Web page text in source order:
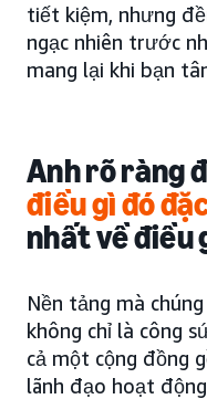
tiết kiệm, nhưng
ngạc nhiên trước
mang lại khi bạn
Anh rõ ràng
điều gì đó
nhất về điều
Nền tảng mà
không chỉ là công
cả một cộng đồng
lãnh đạo hoạt